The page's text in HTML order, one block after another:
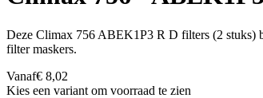
Deze Climax 756 ABEK1P3 R D filters (2 stuks)
filter maskers.
Vanaf€ 8,02
Kies een variant om voorraad te zien